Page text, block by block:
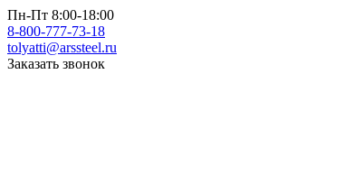
Пн-Пт 8:00-18:00
8-800-777-73-18
tolyatti@arssteel.ru
Заказать звонок